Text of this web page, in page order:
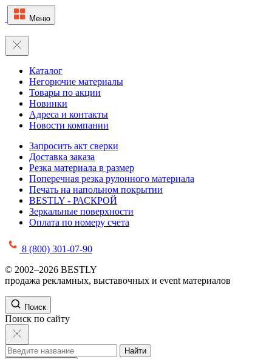
Меню
Каталог
Негорючие материалы
Товары по акции
Новинки
Адреса и контакты
Новости компании
Запросить акт сверки
Доставка заказа
Резка материала в размер
Поперечная резка рулонного материала
Печать на напольном покрытии
BESTLY - РАСКРОЙ
Зеркальные поверхности
Оплата по номеру счета
8 (800) 301-07-90
© 2002–2026 BESTLY
продажа рекламных, выставочных и event материалов
Поиск
Поиск по сайту
Найти